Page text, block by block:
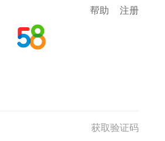
帮助 注册
获取验证码